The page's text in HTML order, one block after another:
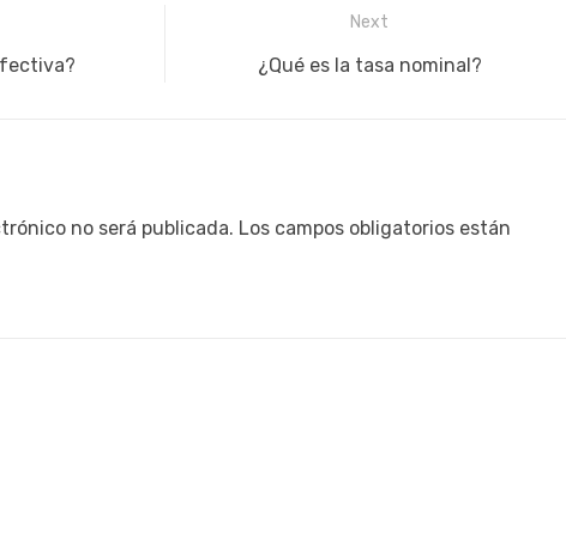
Next
Next
¿Qué es la tasa nominal?
no será publicada. Los campos obligatorios están